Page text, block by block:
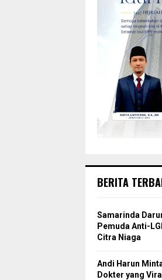
BERITA
Samarinda
Pemuda Anti-
Citra Niaga
Andi Harun
Dokter yang